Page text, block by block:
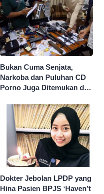
Bukan Cuma Senjata,
Narkoba dan Puluhan CD
Porno Juga Ditemukan di
Dokter Jebolan LPDP yang
Hina Pasien BPJS ‘Haven’t